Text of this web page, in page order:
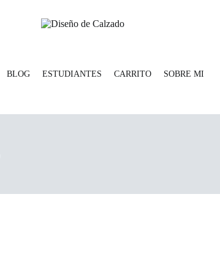
BLOG ESTUDIANTES CARRITO SOBRE MI